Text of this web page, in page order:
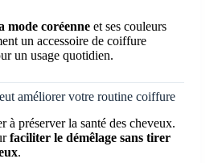
mode coréenne et ses couleurs
un accessoire de coiffure
un usage quotidien.
améliorer votre routine coiffure
à préserver la santé des cheveux.
faciliter le démêlage sans tirer
.